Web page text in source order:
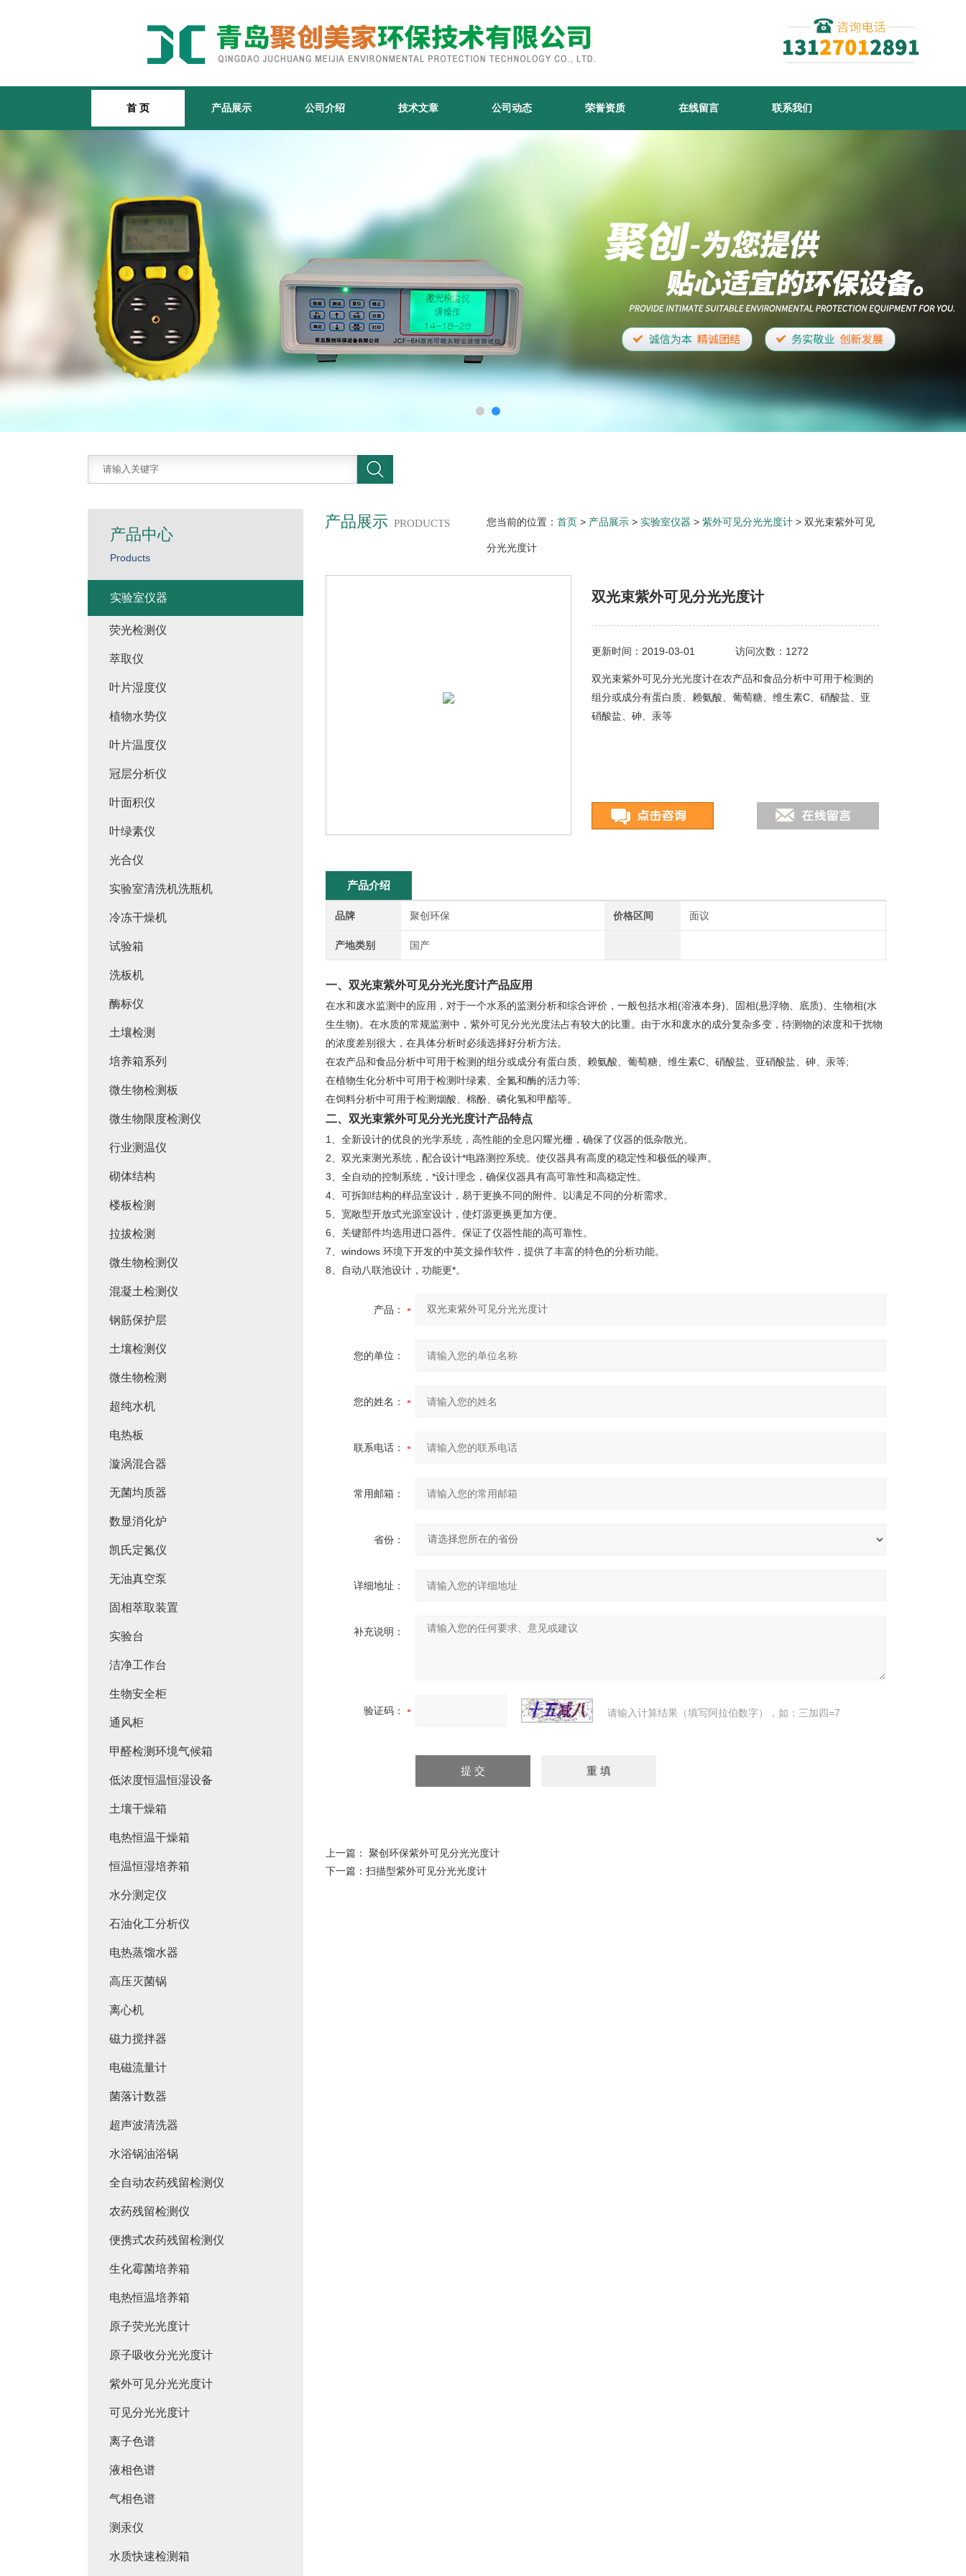
首 页 产品展示 公司介绍 技术文章 公司动态 荣誉资质 在线留言 联系我们
产品展示 PRODUCTS 您当前的位置： 首页 > 产品展示 > 实验室仪器 > 紫外可见分光光度计 > 双光束紫外可见
分光光度计
双光束紫外可见分光光度计
更新时间：2019-03-01 访问次数：1272
双光束紫外可见分光光度计在农产品和食品分析中可用于检测的
组分或成分有蛋白质、赖氨酸、葡萄糖、维生素C、硝酸盐、亚
硝酸盐、砷、汞等
产品介绍
品牌 聚创环保 价格区间 面议
产地类别 国产
一、 双光束紫外可见分光光度计产品应用
在水和废水监测中的应用，对于一个水系的监测分析和综合评价，一般包括水相(溶液本身)、固相(悬浮物、底质)、生物相(水
生生物)。在水质的常规监测中，紫外可见分光光度法占有较大的比重。由于水和废水的成分复杂多变，待测物的浓度和干扰物
的浓度差别很大，在具体分析时必须选择好分析方法。
在农产品和食品分析中可用于检测的组分或成分有蛋白质、赖氨酸、葡萄糖、维生素C、硝酸盐、亚硝酸盐、砷、汞等;
在植物生化分析中可用于检测叶绿素、全氮和酶的活力等;
在饲料分析中可用于检测烟酸、棉酚、磷化氢和甲酯等。
二、 双光束紫外可见分光光度计产品特点
1、全新设计的优良的光学系统，高性能的全息闪耀光栅，确保了仪器的低杂散光。
2、双光束测光系统，配合设计*电路测控系统。使仪器具有高度的稳定性和极低的噪声。
3、全自动的控制系统，*设计理念，确保仪器具有高可靠性和高稳定性。
4、可拆卸结构的样品室设计，易于更换不同的附件。以满足不同的分析需求。
5、宽敞型开放式光源室设计，使灯源更换更加方便。
6、关键部件均选用进口器件。保证了仪器性能的高可靠性。
7、windows 环境下开发的中英文操作软件，提供了丰富的特色的分析功能。
8、自动八联池设计，功能更*。
产品：
您的单位：
您的姓名：
联系电话：
常用邮箱：
省份：
详细地址：
补充说明：
验证码： 请输入计算结果（填写阿拉伯数字），如：三加四=7
上一篇： 聚创环保紫外可见分光光度计
下一篇： 扫描型紫外可见分光光度计
产品中心
Products
实验室仪器
荧光检测仪
萃取仪
叶片湿度仪
植物水势仪
叶片温度仪
冠层分析仪
叶面积仪
叶绿素仪
光合仪
实验室清洗机洗瓶机
冷冻干燥机
试验箱
洗板机
酶标仪
土壤检测
培养箱系列
微生物检测板
微生物限度检测仪
行业测温仪
砌体结构
楼板检测
拉拔检测
微生物检测仪
混凝土检测仪
钢筋保护层
土壤检测仪
微生物检测
超纯水机
电热板
漩涡混合器
无菌均质器
数显消化炉
凯氏定氮仪
无油真空泵
固相萃取装置
实验台
洁净工作台
生物安全柜
通风柜
甲醛检测环境气候箱
低浓度恒温恒湿设备
土壤干燥箱
电热恒温干燥箱
恒温恒湿培养箱
水分测定仪
石油化工分析仪
电热蒸馏水器
高压灭菌锅
离心机
磁力搅拌器
电磁流量计
菌落计数器
超声波清洗器
水浴锅油浴锅
全自动农药残留检测仪
农药残留检测仪
便携式农药残留检测仪
生化霉菌培养箱
电热恒温培养箱
原子荧光光度计
原子吸收分光光度计
紫外可见分光光度计
可见分光光度计
离子色谱
液相色谱
气相色谱
测汞仪
水质快速检测箱